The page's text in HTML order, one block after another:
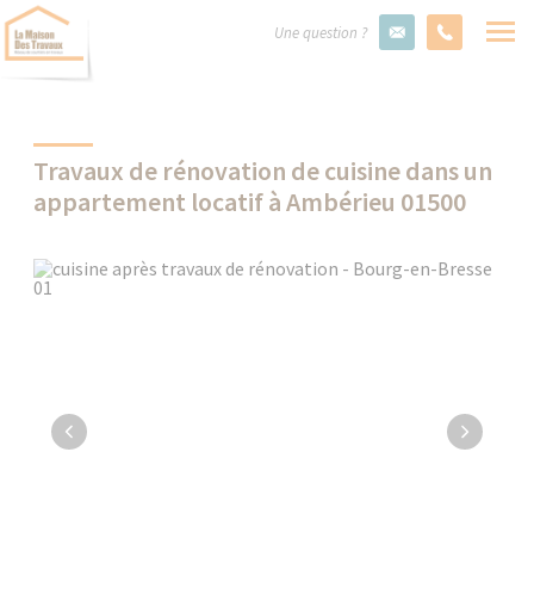
Une question ?
Travaux de rénovation de cuisine dans un
appartement locatif à Ambérieu 01500